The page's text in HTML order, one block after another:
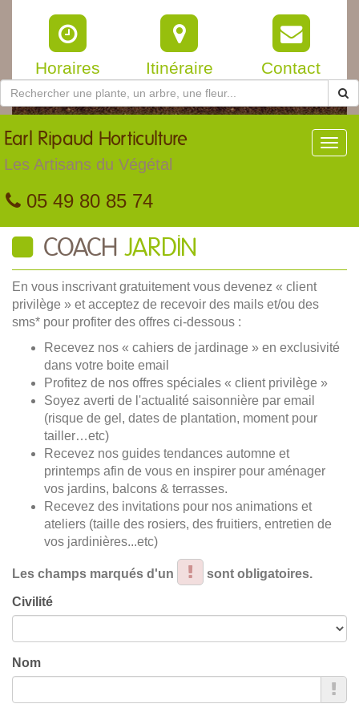
Horaires Itinéraire Contact
Earl Ripaud Horticulture
Les Artisans du Végétal
05 49 80 85 74
COACH JARDIN
En vous inscrivant gratuitement vous devenez « client
privilège » et acceptez de recevoir des mails et/ou des
sms* pour profiter des offres ci-dessous :
Recevez nos « cahiers de jardinage » en exclusivité
dans votre boite email
Profitez de nos offres spéciales « client privilège »
Soyez averti de l'actualité saisonnière par email
(risque de gel, dates de plantation, moment pour
tailler…etc)
Recevez nos guides tendances automne et
printemps afin de vous en inspirer pour aménager
vos jardins, balcons & terrasses.
Recevez des invitations pour nos animations et
ateliers (taille des rosiers, des fruitiers, entretien de
vos jardinières...etc)
Les champs marqués d'un sont obligatoires.
Civilité
Nom